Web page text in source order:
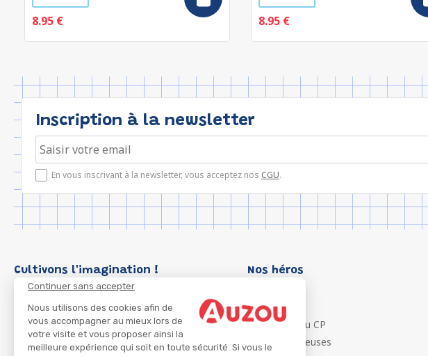
Continuer sans accepter
Nous utilisons des cookies afin de
vous accompagner au mieux lors de
votre visite et vous proposer ainsi la
meilleure expérience qui soit en toute sécurité. Si vous le
8.95 € 8.95 €
Inscription à la newsletter
En vous inscrivant à la newsletter, vous acceptez nos CGU.
Cultivons l'imagination ! Nos héros
P'tit Loup
Les Héros du CP
Les Influenceuses